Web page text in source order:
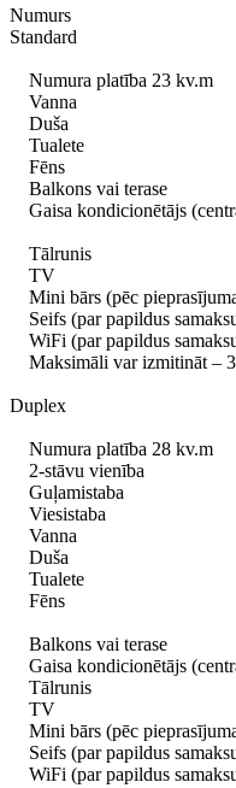
Numurs
Standard
Numura platība 23 kv.m
Vanna
Duša
Tualete
Fēns
Balkons vai terase
Gaisa kondicionētājs
Tālrunis
TV
Mini bārs (pēc
Seifs (par papildus
WiFi (par papildus
Maksimāli var izmitināt – 3
Duplex
Numura platība 28 kv.m
2-stāvu vienība
Guļamistaba
Viesistaba
Vanna
Duša
Tualete
Fēns
Balkons vai terase
Gaisa kondicionētājs
Tālrunis
TV
Mini bārs (pēc
Seifs (par papildus
WiFi (par papildus